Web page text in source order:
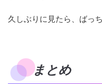
久しぶりに見たら、ばっ
まとめ